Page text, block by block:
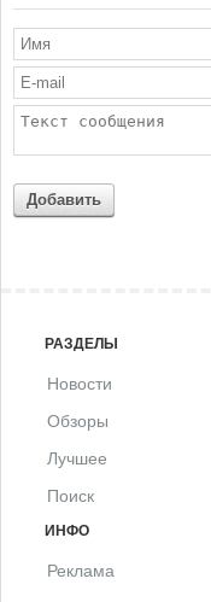
Добавить
РАЗДЕЛЫ
Новости
Обзоры
Лучшее
Поиск
ИНФО
Реклама